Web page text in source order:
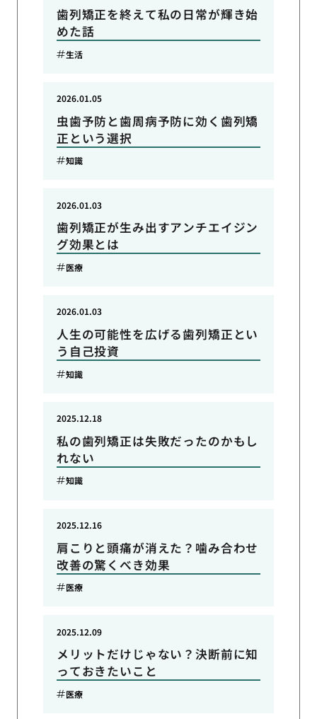
歯列矯正を終えて私の日常が輝き始
めた話
生活
虫歯予防と歯周病予防に効く歯列矯
正という選択
2026.01.05
知識
歯列矯正が生み出すアンチエイジン
グ効果とは
2026.01.03
医療
人生の可能性を広げる歯列矯正とい
う自己投資
2026.01.03
知識
私の歯列矯正は失敗だったのかもし
れない
2025.12.18
知識
肩こりと頭痛が消えた？噛み合わせ
改善の驚くべき効果
2025.12.16
医療
メリットだけじゃない？決断前に知
っておきたいこと
2025.12.09
医療